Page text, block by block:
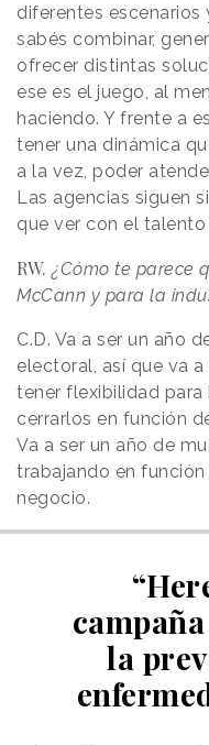
diferentes escenarios
sabés combinar,
ofrecer distintas
ese es el juego, al
haciendo. Y frente a
tener una dinámica
a la vez, poder
Las agencias siguen
que ver con el
RW. ¿Cómo te parece
McCann y para la
C.D. Va a ser un año
electoral, así que va
tener flexibilidad
cerrarlos en función
Va a ser un año de
trabajando en
negocio.
la